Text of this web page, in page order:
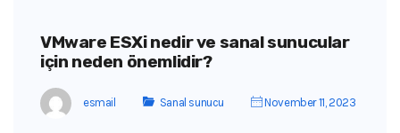
VMware ESXi nedir ve sanal sunucular
için neden önemlidir?
esmail Sanal sunucu November 11, 2023